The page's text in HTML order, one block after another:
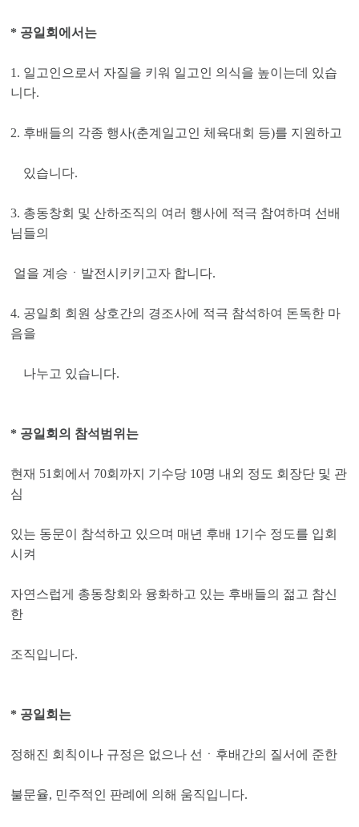
* 공일회에서는
1. 일고인으로서 자질을 키워 일고인 의식을 높이는데 있습
니다.
2. 후배들의 각종 행사(춘계일고인 체육대회 등)를 지원하고
있습니다.
3. 총동창회 및 산하조직의 여러 행사에 적극 참여하며 선배
님들의
얼을 계승ㆍ발전시키키고자 합니다.
4. 공일회 회원 상호간의 경조사에 적극 참석하여 돈독한 마
음을
나누고 있습니다.
* 공일회의 참석범위는
현재 51회에서 70회까지 기수당 10명 내외 정도 회장단 및 관
심
있는 동문이 참석하고 있으며 매년 후배 1기수 정도를 입회
시켜
자연스럽게 총동창회와 융화하고 있는 후배들의 젊고 참신
한
조직입니다.
* 공일회는
정해진 회칙이나 규정은 없으나 선ㆍ후배간의 질서에 준한
불문율, 민주적인 판례에 의해 움직입니다.